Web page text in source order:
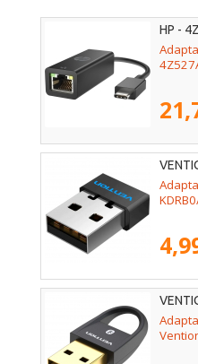
HP -